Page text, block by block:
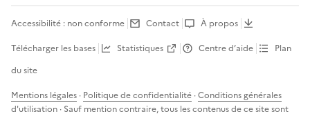
Accessibilité : non conforme Contact
À propos
Télécharger les bases
Statistiques Centre d’aide
Plan
du site
Mentions légales · Politique de confidentialité ·Conditions générales
d'utilisation · Sauf mention contraire, tous les contenus de ce site sont